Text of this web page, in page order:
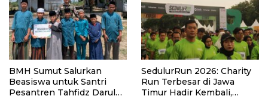
BMH Sumut Salurkan
Beasiswa untuk Santri
Pesantren Tahfidz Darul
SedulurRun 2026: Charity
Run Terbesar di Jawa
Timur Hadir Kembali,